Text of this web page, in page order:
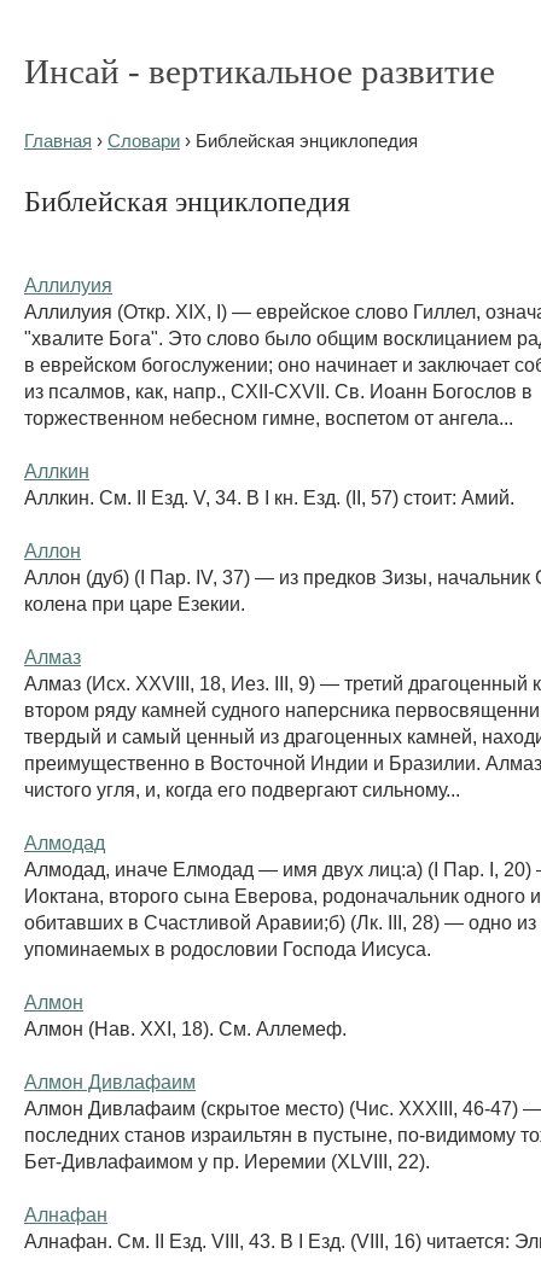
Инсай - вертикальное развитие
Главная › Словари › Библейская энциклопедия
Библейская энциклопедия
Аллилуия
Аллилуия (Откр. XIX, I) — еврейское слово Гиллел,
"хвалите Бога". Это слово было общим восклицанием
в еврейском богослужении; оно начинает и заключает
из псалмов, как, напр., CXII-CXVII. Св. Иоанн Богослов в
торжественном небесном гимне, воспетом от ангела...
Аллкин
Аллкин. См. II Езд. V, 34. В I кн. Езд. (II, 57) стоит: Амий.
Аллон
Аллон (дуб) (I Пар. IV, 37) — из предков Зизы,
колена при царе Езекии.
Алмаз
Алмаз (Исх. XXVIII, 18, Иез. III, 9) — третий драгоценный
втором ряду камней судного наперсника
твердый и самый ценный из драгоценных камней,
преимущественно в Восточной Индии и Бразилии. Алмаз
чистого угля, и, когда его подвергают сильному...
Алмодад
Алмодад, иначе Елмодад — имя двух лиц:а) (I Пар. I,
Иоктана, второго сына Еверова, родоначальник одного
обитавших в Счастливой Аравии;б) (Лк. III, 28) — одно из
упоминаемых в родословии Господа Иисуса.
Алмон
Алмон (Нав. XXI, 18). См. Аллемеф.
Алмон Дивлафаим
Алмон Дивлафаим (скрытое место) (Чис. XXXIII, 46-47)
последних станов израильтян в пустыне, по-видимому
Бет-Дивлафаимом у пр. Иеремии (XLVIII, 22).
Алнафан
Алнафан. См. II Езд. VIII, 43. В I Езд. (VIII, 16) читается: